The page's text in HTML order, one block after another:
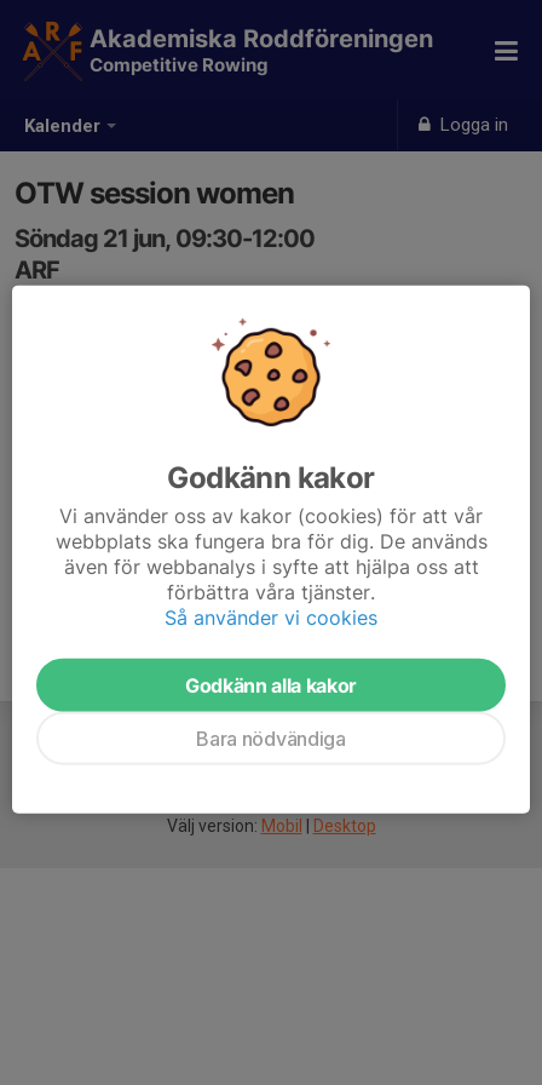
Kalender Logga in
Akademiska Roddföreningen
Competitive Rowing
OTW session women
Söndag 21 jun, 09:30-12:00
ARF
Välj version: Mobil Desktop
Godkänn kakor
Vi använder oss av kakor (cookies) för att vår
webbplats ska fungera bra för dig. De används
även för webbanalys i syfte att hjälpa oss att
förbättra våra tjänster.
Så använder vi cookies
Godkänn alla kakor
Bara nödvändiga